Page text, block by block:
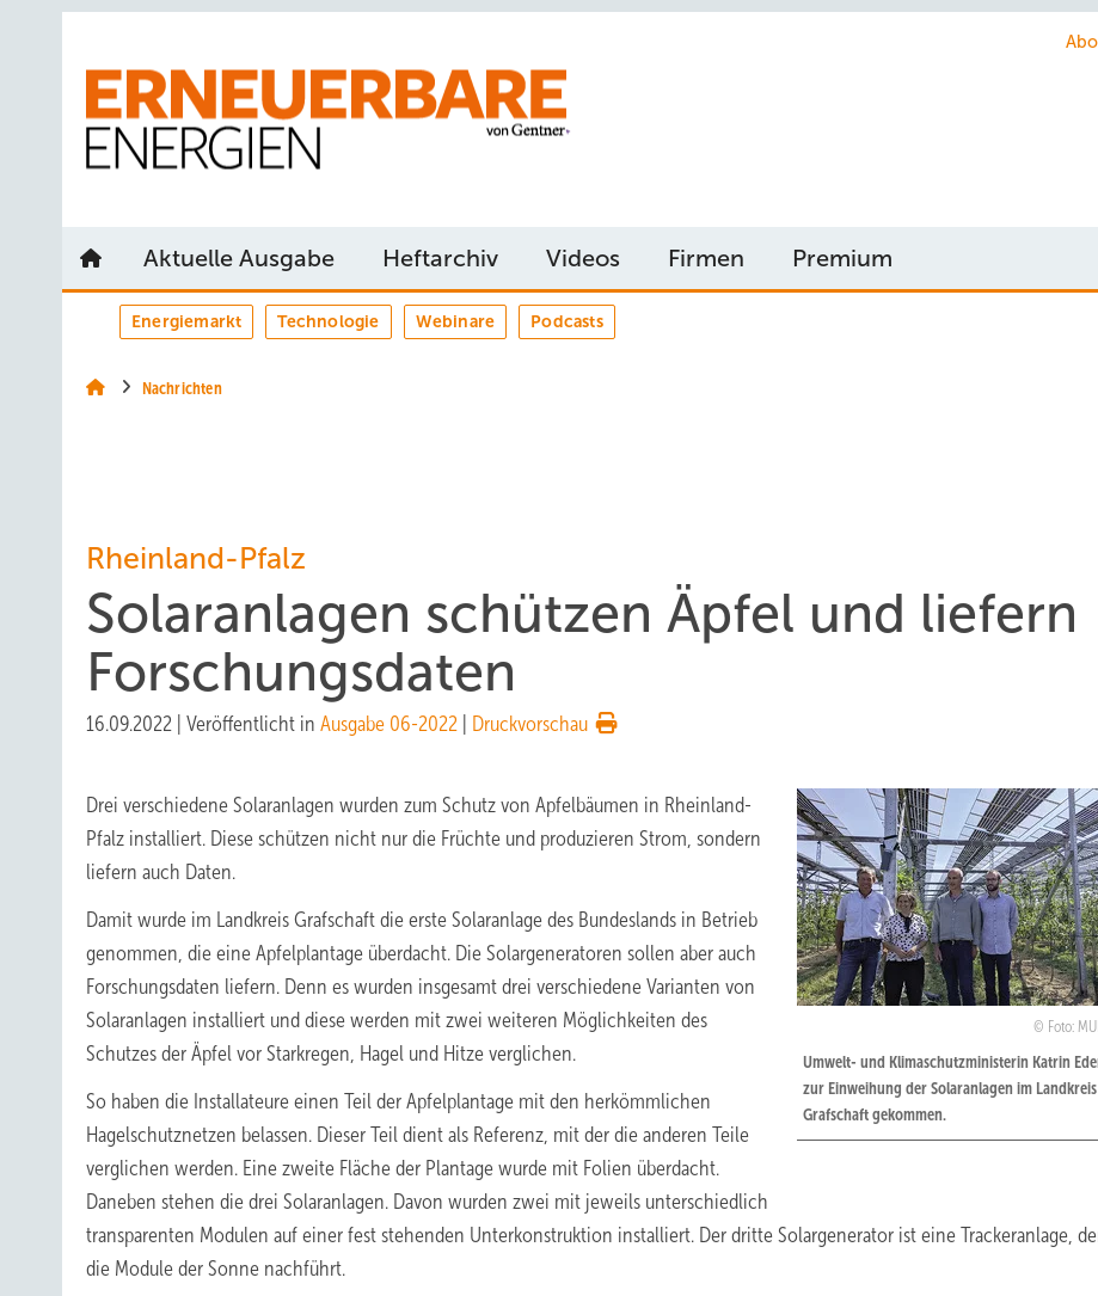
Aktuelle Ausgabe Heftarchiv Videos Firmen Premium
Energiemarkt Technologie Webinare Podcasts
Nachrichten
Rheinland-Pfalz
Solaranlagen schützen Äpfel und liefern
Forschungsdaten
16.09.2022 Veröffentlicht in Ausgabe 06-2022 Druckvorschau
Foto:
Umwelt- und Klimaschutzministerin Katrin
zur Einweihung der Solaranlagen im Landkreis
Grafschaft gekommen.
Drei verschiedene Solaranlagen wurden zum Schutz von Apfelbäumen in Rheinland-
Pfalz installiert. Diese schützen nicht nur die Früchte und produzieren Strom, sondern
liefern auch Daten.
Damit wurde im Landkreis Grafschaft die erste Solaranlage des Bundeslands in Betrieb
genommen, die eine Apfelplantage überdacht. Die Solargeneratoren sollen aber auch
Forschungsdaten liefern. Denn es wurden insgesamt drei verschiedene Varianten von
Solaranlagen installiert und diese werden mit zwei weiteren Möglichkeiten des
Schutzes der Äpfel vor Starkregen, Hagel und Hitze verglichen.
So haben die Installateure einen Teil der Apfelplantage mit den herkömmlichen
Hagelschutznetzen belassen. Dieser Teil dient als Referenz, mit der die anderen Teile
verglichen werden. Eine zweite Fläche der Plantage wurde mit Folien überdacht.
Daneben stehen die drei Solaranlagen. Davon wurden zwei mit jeweils unterschiedlich
transparenten Modulen auf einer fest stehenden Unterkonstruktion installiert. Der dritte Solargenerator ist eine Trackeranlage,
die Module der Sonne nachführt.